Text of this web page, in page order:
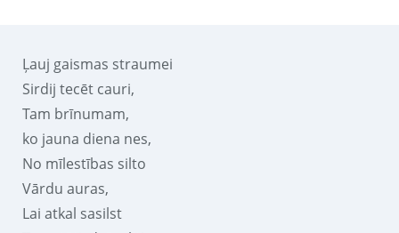
Ļauj gaismas straumei
Sirdij tecēt cauri,
Tam brīnumam,
ko jauna diena nes,
No mīlestības silto
Vārdu auras,
Lai atkal sasilst